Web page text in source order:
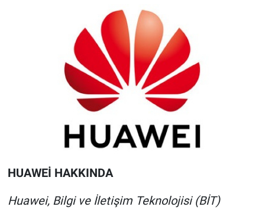
HUAWEİ HAKKINDA
Huawei, Bilgi ve İletişim Teknolojisi (BİT)